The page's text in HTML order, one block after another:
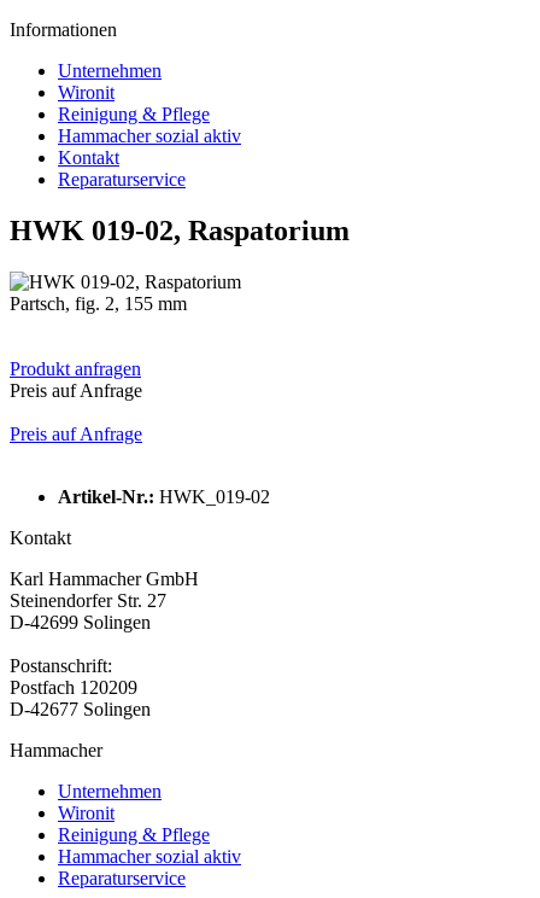
Informationen
Unternehmen
Wironit
Reinigung & Pflege
Hammacher sozial aktiv
Kontakt
Reparaturservice
HWK 019-02, Raspatorium
Partsch, fig. 2, 155 mm
Produkt anfragen
Preis auf Anfrage
Preis auf Anfrage
Artikel-Nr.: HWK_019-02
Kontakt
Karl Hammacher GmbH
Steinendorfer Str. 27
D-42699 Solingen
Postanschrift:
Postfach 120209
D-42677 Solingen
Hammacher
Unternehmen
Wironit
Reinigung & Pflege
Hammacher sozial aktiv
Reparaturservice